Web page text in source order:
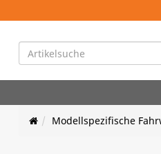
Modellspezifische